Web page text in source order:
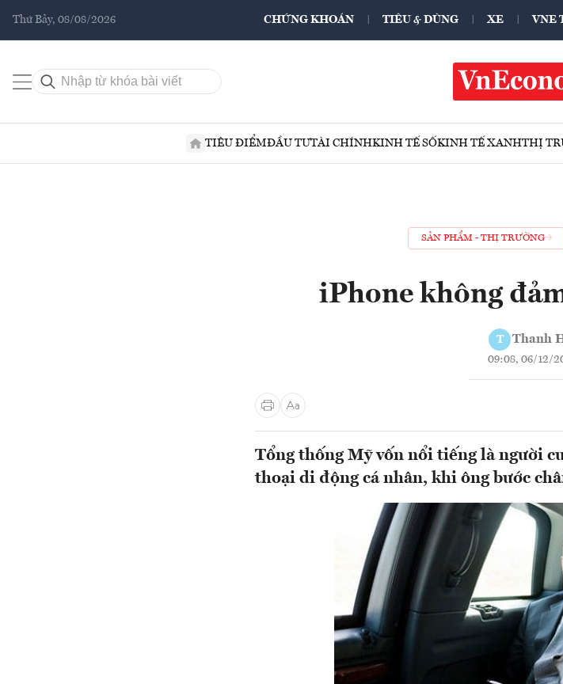
Thứ Bảy, 08/08/2026 CHỨNG KHOÁN TIÊU & DÙNG XE VNE
TIÊU ĐIỂMĐẦU TƯTÀI CHÍNHKINH TẾ SỐKINH TẾ XANHTHỊ
SẢN PHẨM - THỊ TRƯỜNG
iPhone không
T Thanh
09:08, 06/12/
Tổng thống Mỹ vốn nổi tiếng là người
thoại di động cá nhân, khi ông bước